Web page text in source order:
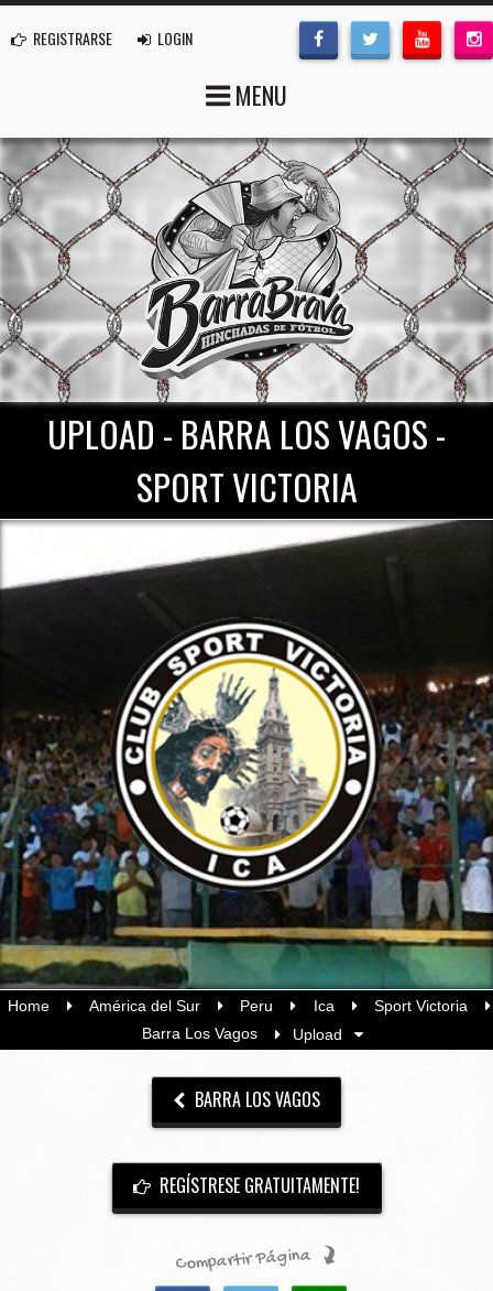
REGISTRARSE LOGIN
MENU
UPLOAD - BARRA LOS VAGOS -
SPORT VICTORIA
Home América del Sur Peru Ica
Sport Victoria
Barra Los Vagos
Upload
BARRA LOS VAGOS
REGÍSTRESE GRATUITAMENTE!
Compartir Página